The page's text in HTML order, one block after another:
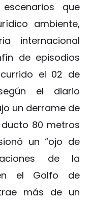
que
ambiente,
internacional
de episodios
el 02 de
el diario
un derrame de
80 metros
un “ojo de
de la
el Golfo de
más de un